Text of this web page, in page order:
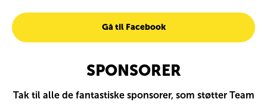
Gå til Facebook
SPONSORER
Tak til alle de fantastiske sponsorer, som støtter Team